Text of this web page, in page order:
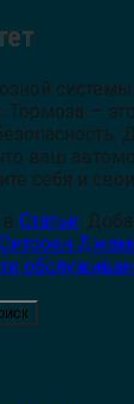
—
ваш
себя и
Статьи.